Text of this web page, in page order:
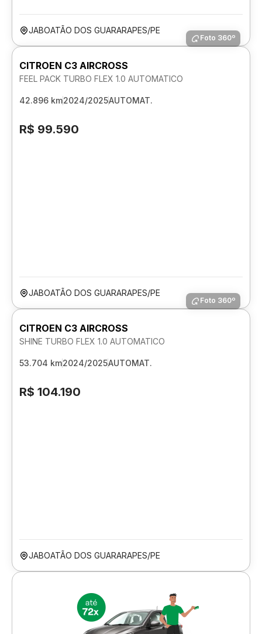
JABOATÃO DOS GUARARAPES/PE
Foto 360º
CITROEN C3 AIRCROSS
FEEL PACK TURBO FLEX 1.0 AUTOMATICO
42.896 km2024/2025AUTOMAT.
R$ 99.590
JABOATÃO DOS GUARARAPES/PE
Foto 360º
CITROEN C3 AIRCROSS
SHINE TURBO FLEX 1.0 AUTOMATICO
53.704 km2024/2025AUTOMAT.
R$ 104.190
JABOATÃO DOS GUARARAPES/PE